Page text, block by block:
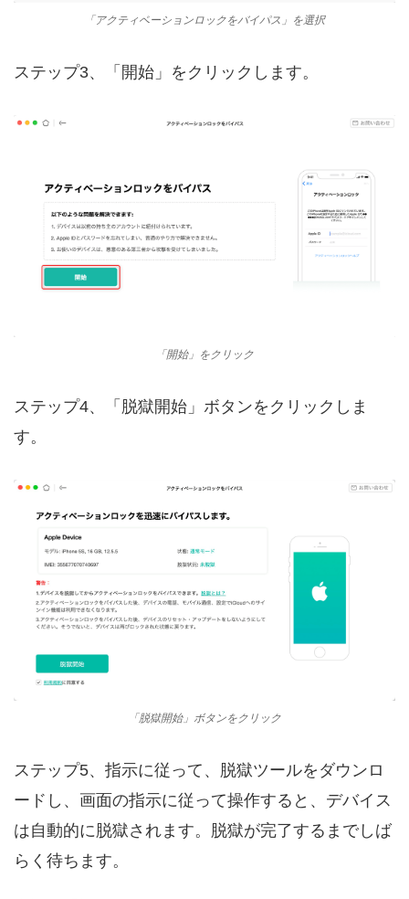
「アクティベーションロックをバイパス」を選択
ステップ3、「開始」をクリックします。
「開始」をクリック
ステップ4、「脱獄開始」ボタンをクリックしま
す。
「脱獄開始」ボタンをクリック
ステップ5、指示に従って、脱獄ツールをダウンロ
ードし、画面の指示に従って操作すると、デバイス
は自動的に脱獄されます。脱獄が完了するまでしば
らく待ちます。